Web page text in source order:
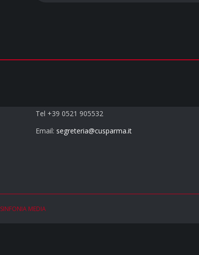
Tel +39 0521 905532
Email: segreteria@cusparma.it
SINFONIA MEDIA